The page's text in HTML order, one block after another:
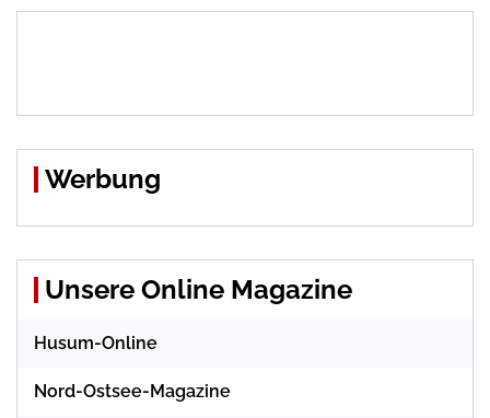
Werbung
Unsere Online Magazine
Husum-Online
Nord-Ostsee-Magazine